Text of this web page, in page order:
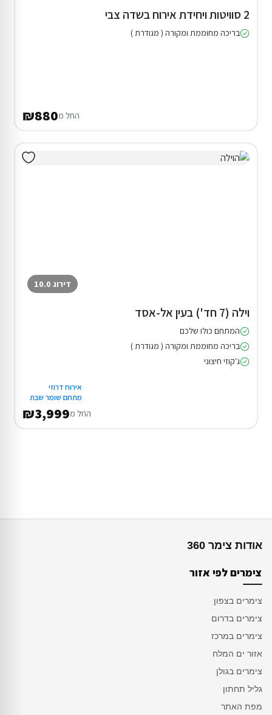
2 סוויטות ויחידת אירוח בשדה צבי
בריכה מחוממת ומקורה ( מגודרת )
החל מ₪880
דירוג 10.0
וילה (7 חד') בעין אל-אסד
המתחם כולו שלכם
בריכה מחוממת ומקורה ( מגודרת )
ג'קוזי חיצוני
אירוח דרוזי
מתחם שומר שבת
החל מ₪3,999
אודות צימר 360
צימרים לפי אזור
צימרים בצפון
צימרים בדרום
צימרים במרכז
אזור ים המלח
צימרים בגולן
גליל תחתון
מפת האתר